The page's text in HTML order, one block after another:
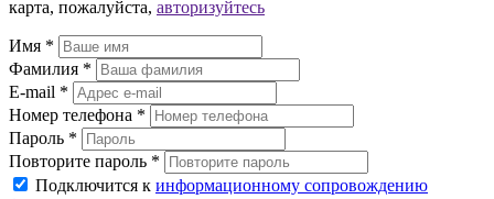
карта, пожалуйста, авторизуйтесь
Имя *
Фамилия *
E-mail *
Номер телефона *
Пароль *
Повторите пароль *
Подключится к информационному сопровождению